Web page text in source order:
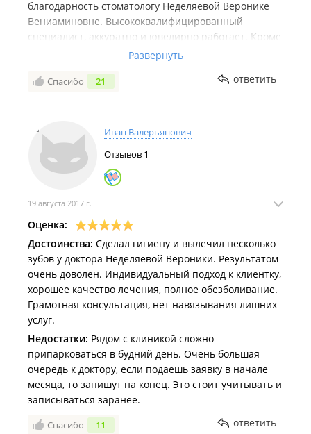
благодарность стоматологу Неделяевой Веронике
Вениаминовне. Высококвалифицированный
специалист, аккуратно и ювелирно работает. Кроме
того, очень приятный человек! Умная, красивая,
доброжелательная, тактичная, деликатная,
внимательная, ответственная. Я очень довольна
Развернуть
Спасибо 21 ответить
Иван Валерьянович
Отзывов 1
19 августа 2017 г.
Оценка:
Достоинства: Сделал гигиену и вылечил несколько
зубов у доктора Неделяевой Вероники. Результатом
очень доволен. Индивидуальный подход к клиентку,
хорошее качество лечения, полное обезболивание.
Грамотная консультация, нет навязывания лишних
услуг.
Недостатки: Рядом с клиникой сложно
припарковаться в будний день. Очень большая
очередь к доктору, если подаешь заявку в начале
месяца, то запишут на конец. Это стоит учитывать и
записываться заранее.
Спасибо 11 ответить